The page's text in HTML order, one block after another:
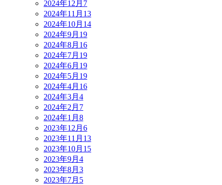
2024年12月 7
2024年11月 13
2024年10月 14
2024年9月 19
2024年8月 16
2024年7月 19
2024年6月 19
2024年5月 19
2024年4月 16
2024年3月 4
2024年2月 7
2024年1月 8
2023年12月 6
2023年11月 13
2023年10月 15
2023年9月 4
2023年8月 3
2023年7月 5